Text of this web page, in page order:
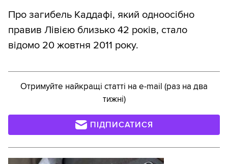
Про загибель Каддафі, який одноосібно
правив Лівією близько 42 років, стало
відомо 20 жовтня 2011 року.
Отримуйте найкращі статті на e-mail (раз на два
тижні)
ПІДПИСАТИСЯ